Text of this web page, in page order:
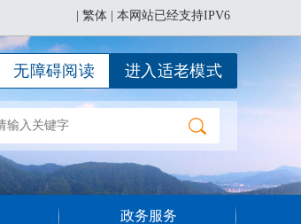
繁体 | 本网站已经支持IPV6
进入适老模式
无障碍阅读
政务服务